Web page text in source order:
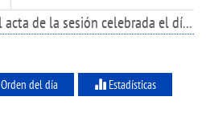
Lectura y aprobación del acta de la sesión celebrada el día 11 de octubre de 2022.
Orden del día
Estadísticas